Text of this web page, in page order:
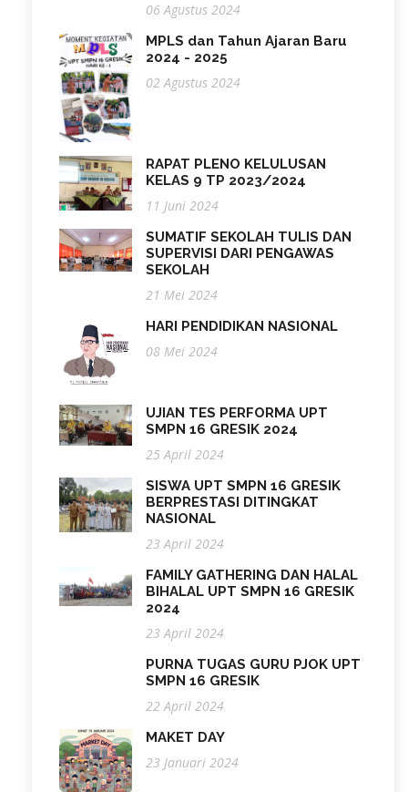
06 Agustus 2024
MPLS dan Tahun Ajaran Baru
2024 - 2025
02 Agustus 2024
RAPAT PLENO KELULUSAN
KELAS 9 TP 2023/2024
11 Juni 2024
SUMATIF SEKOLAH TULIS DAN
SUPERVISI DARI PENGAWAS
SEKOLAH
21 Mei 2024
HARI PENDIDIKAN NASIONAL
08 Mei 2024
UJIAN TES PERFORMA UPT
SMPN 16 GRESIK 2024
25 April 2024
SISWA UPT SMPN 16 GRESIK
BERPRESTASI DITINGKAT
NASIONAL
23 April 2024
FAMILY GATHERING DAN HALAL
BIHALAL UPT SMPN 16 GRESIK
2024
23 April 2024
PURNA TUGAS GURU PJOK UPT
SMPN 16 GRESIK
22 April 2024
MAKET DAY
23 Januari 2024